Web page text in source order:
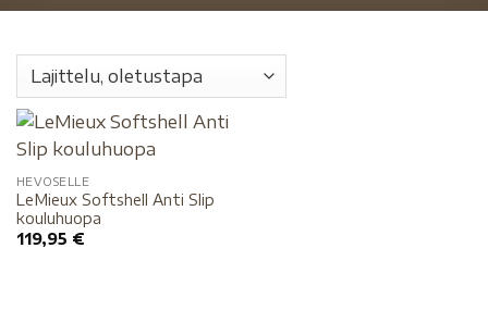
HEVOSELLE
LeMieux Softshell Anti Slip
kouluhuopa
119,95 €